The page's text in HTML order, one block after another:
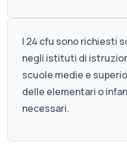
I 24 cfu sono richiesti
negli istituti di
scuole medie e
delle elementari o
necessari.